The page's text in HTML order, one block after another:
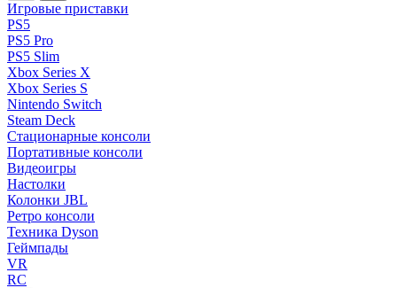
Игровые приставки
PS5
PS5 Pro
PS5 Slim
Xbox Series X
Xbox Series S
Nintendo Switch
Steam Deck
Стационарные консоли
Портативные консоли
Видеоигры
Настолки
Колонки JBL
Ретро консоли
Техника Dyson
Геймпады
VR
RC